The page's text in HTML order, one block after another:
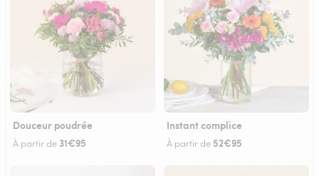
Douceur poudrée
À partir de 31€95
Instant complice
À partir de 52€95